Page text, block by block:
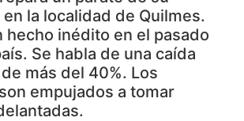
la localidad de Quilmes.
hecho inédito en el pasado
Se habla de una caída
más del 40%. Los
empujados a tomar